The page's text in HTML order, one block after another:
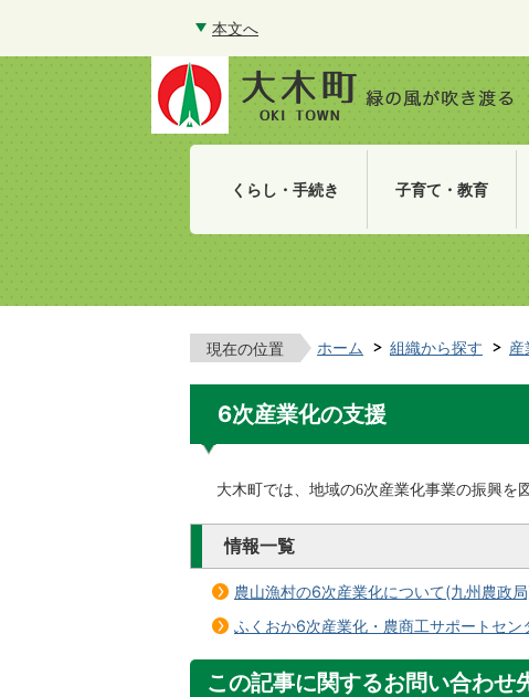
本文へ
くらし・手続き 子育て・教育
現在の位置 ホーム 組織から探す 産
6次産業化の支援
大木町では、地域の6次産業化事業の振興を
情報一覧
農山漁村の6次産業化について(九州農政
ふくおか6次産業化・農商工サポートセン
この記事に関するお問い合わせ